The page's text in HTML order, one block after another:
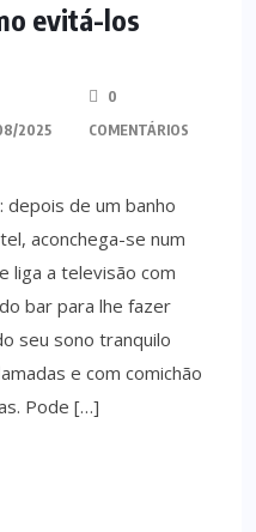
evitá-los
2025
0
COMENTÁRIOS
depois de um banho
aconchega-se num
liga a televisão com
bar para lhe fazer
seu sono tranquilo
e com comichão
Pode […]